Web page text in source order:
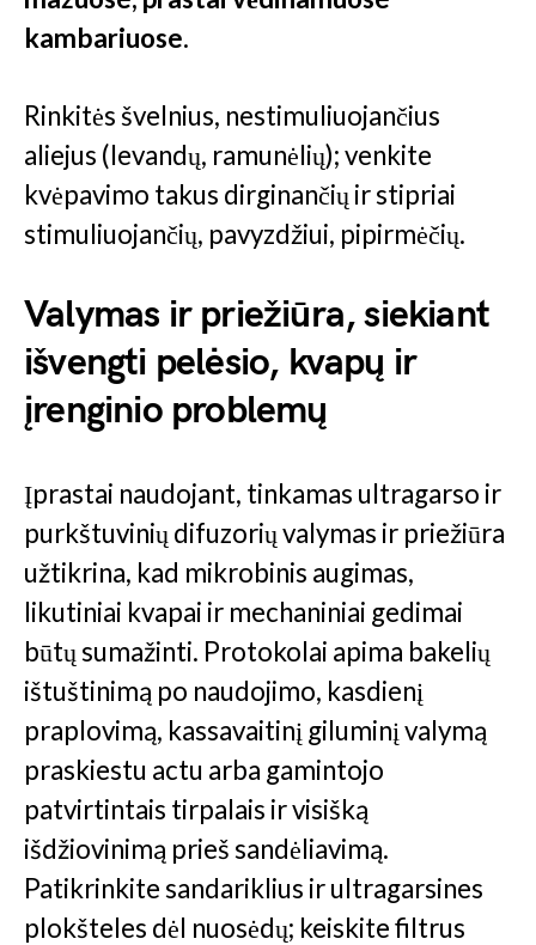
kambariuose.
Rinkitės švelnius, nestimuliuojančius
aliejus (levandų, ramunėlių); venkite
kvėpavimo takus dirginančių ir stipriai
stimuliuojančių, pavyzdžiui, pipirmėčių.
Valymas ir priežiūra, siekiant
išvengti pelėsio, kvapų ir
įrenginio problemų
Įprastai naudojant, tinkamas ultragarso ir
purkštuvinių difuzorių valymas ir priežiūra
užtikrina, kad mikrobinis augimas,
likutiniai kvapai ir mechaniniai gedimai
būtų sumažinti. Protokolai apima bakelių
ištuštinimą po naudojimo, kasdienį
praplovimą, kassavaitinį giluminį valymą
praskiestu actu arba gamintojo
patvirtintais tirpalais ir visišką
išdžiovinimą prieš sandėliavimą.
Patikrinkite sandariklius ir ultragarsines
plokšteles dėl nuosėdų; keiskite filtrus